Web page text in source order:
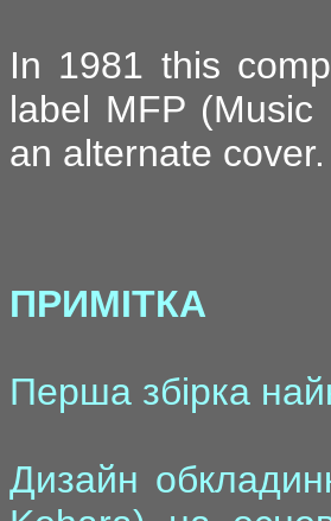
In 1981 this
label MFP
an alternate
ПРИМІТКА
Перша збірка
Дизайн